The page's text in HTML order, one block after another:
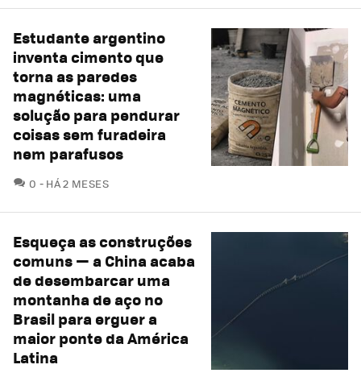
Estudante argentino
inventa cimento que
torna as paredes
magnéticas: uma
solução para pendurar
coisas sem furadeira
nem parafusos
0 COMENTÁRIOS
HÁ 2 MESES
Esqueça as construções
comuns — a China acaba
de desembarcar uma
montanha de aço no
Brasil para erguer a
maior ponte da América
Latina